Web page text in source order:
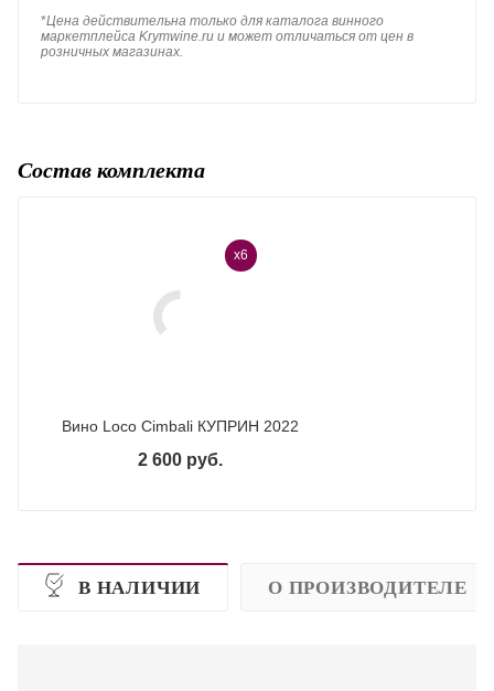
*Цена действительна только для каталога винного
маркетплейса Krymwine.ru и может отличаться от цен в
розничных магазинах.
Состав комплекта
x6
Вино Loco Cimbali КУПРИН 2022
2 600 руб.
В НАЛИЧИИ О ПРОИЗВОДИТЕЛЕ